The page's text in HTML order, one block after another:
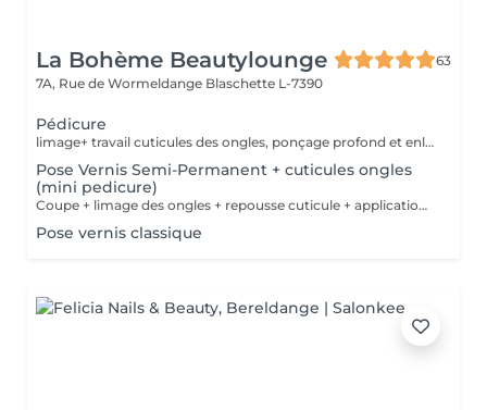
La Bohème Beautylounge
63
7A, Rue de Wormeldange Blaschette L-7390
Pédicure
limage+ travail cuticules des ongles, ponçage profond et enlèvement des peaux mortes des pieds + peeling
Pose Vernis Semi-Permanent + cuticules ongles
(mini pedicure)
Coupe + limage des ongles + repousse cuticule + application vernis semi-permanent ( contrairement à la pédicure complète on ne travaille pas les peaux ni les talons des pieds)
Pose vernis classique